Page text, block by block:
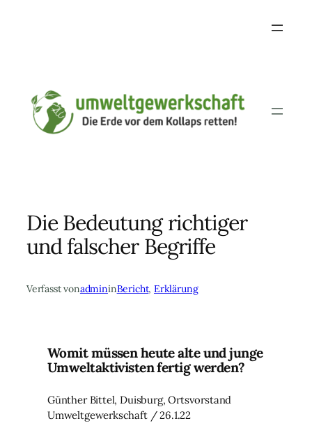
Die Bedeutung richtiger
und falscher Begriffe
Verfasst vonadmininBericht, Erklärung
Womit müssen heute alte und junge
Umweltaktivisten fertig werden?
Günther Bittel, Duisburg, Ortsvorstand
Umweltgewerkschaft / 26.1.22